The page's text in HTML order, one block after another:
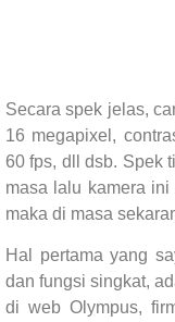
Secara spek jelas,
16 megapixel,
60 fps, dll dsb. Spek
masa lalu kamera
maka di masa
Hal pertama yang
dan fungsi singkat,
di web Olympus,